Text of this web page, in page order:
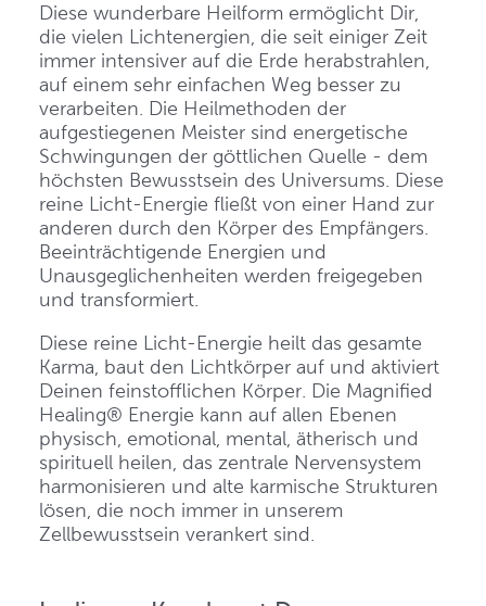
Diese wunderbare Heilform ermöglicht Dir,
die vielen Lichtenergien, die seit einiger Zeit
immer intensiver auf die Erde herabstrahlen,
auf einem sehr einfachen Weg besser zu
verarbeiten. Die Heilmethoden der
aufgestiegenen Meister sind energetische
Schwingungen der göttlichen Quelle - dem
höchsten Bewusstsein des Universums. Diese
reine Licht-Energie fließt von einer Hand zur
anderen durch den Körper des Empfängers.
Beeinträchtigende Energien und
Unausgeglichenheiten werden freigegeben
und transformiert.
Diese reine Licht-Energie heilt das gesamte
Karma, baut den Lichtkörper auf und aktiviert
Deinen feinstofflichen Körper. Die Magnified
Healing® Energie kann auf allen Ebenen
physisch, emotional, mental, ätherisch und
spirituell heilen, das zentrale Nervensystem
harmonisieren und alte karmische Strukturen
lösen, die noch immer in unserem
Zellbewusstsein verankert sind.